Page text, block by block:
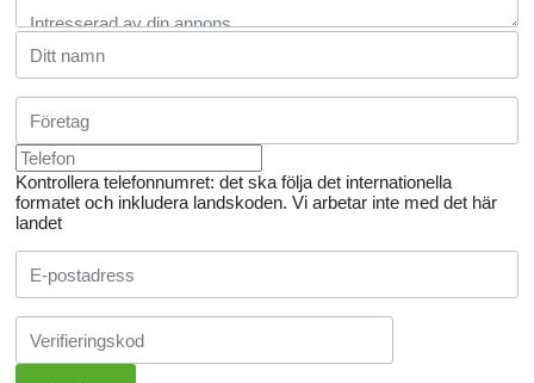
Kontrollera telefonnumret: det ska följa det internationella
formatet och inkludera landskoden. Vi arbetar inte med det här
landet